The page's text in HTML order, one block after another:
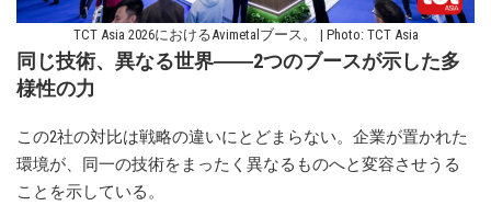
TCT Asia 2026におけるAvimetalブース。 | Photo: TCT Asia
同じ技術、異なる世界――2つのブースが示した多
様性の力
この2社の対比は戦略の違いにとどまらない。企業が置かれた
環境が、同一の技術をまったく異なるものへと変容させうる
ことを示している。